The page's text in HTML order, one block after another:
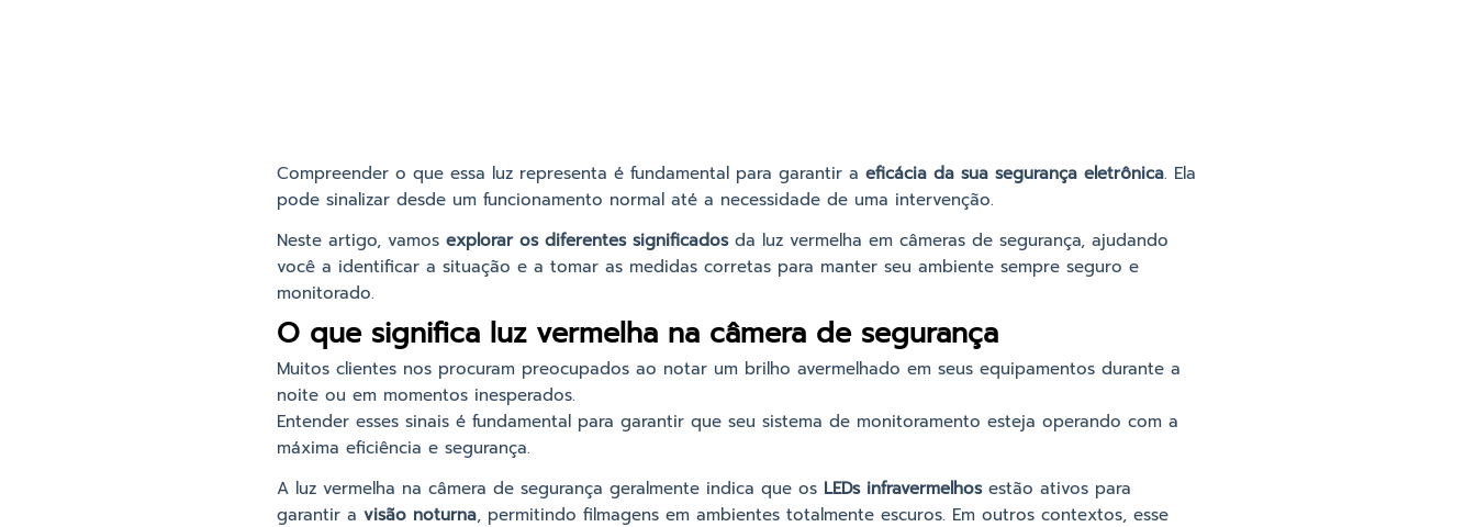
Compreender o que essa luz representa é fundamental para garantir a eficácia da sua segurança eletrônica. Ela
pode sinalizar desde um funcionamento normal até a necessidade de uma intervenção.
Neste artigo, vamos explorar os diferentes significadosda luz vermelha em câmeras de segurança, ajudando
você a identificar a situação e a tomar as medidas corretas para manter seu ambiente sempre seguro e
monitorado.
O que significa luz vermelha na câmera de segurança
Muitos clientes nos procuram preocupados ao notar um brilho avermelhado em seus equipamentos durante a
noite ou em momentos inesperados.
Entender esses sinais é fundamental para garantir que seu sistema de monitoramento esteja operando com a
máxima eficiência e segurança.
A luz vermelha na câmera de segurança geralmente indica que os LEDs infravermelhosestão ativos para
garantir a visão noturna, permitindo filmagens em ambientes totalmente escuros. Em outros contextos, esse